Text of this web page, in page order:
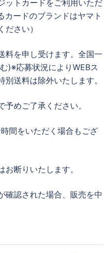
ットカードをご利用いただ
ードのブランドはヤマト
さい）
料を申し受けます。全国一
)※応募状況によりWEBス
別送料は除外いたします。
予めご了承ください。
間をいただく場合もござ
お断りいたします。
確認された場合、販売を中